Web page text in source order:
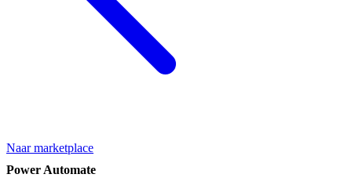
Naar marketplace
Power Automate